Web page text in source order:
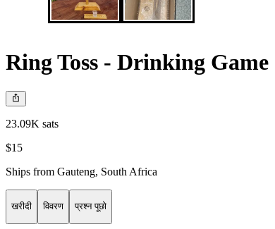
Ring Toss - Drinking Game
23.09K sats
$15
Ships from Gauteng, South Africa
खरीदी विवरण प्रश्न पूछो